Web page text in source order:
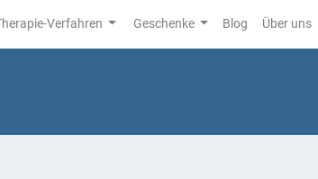
Verfahren Geschenke Blog Über uns